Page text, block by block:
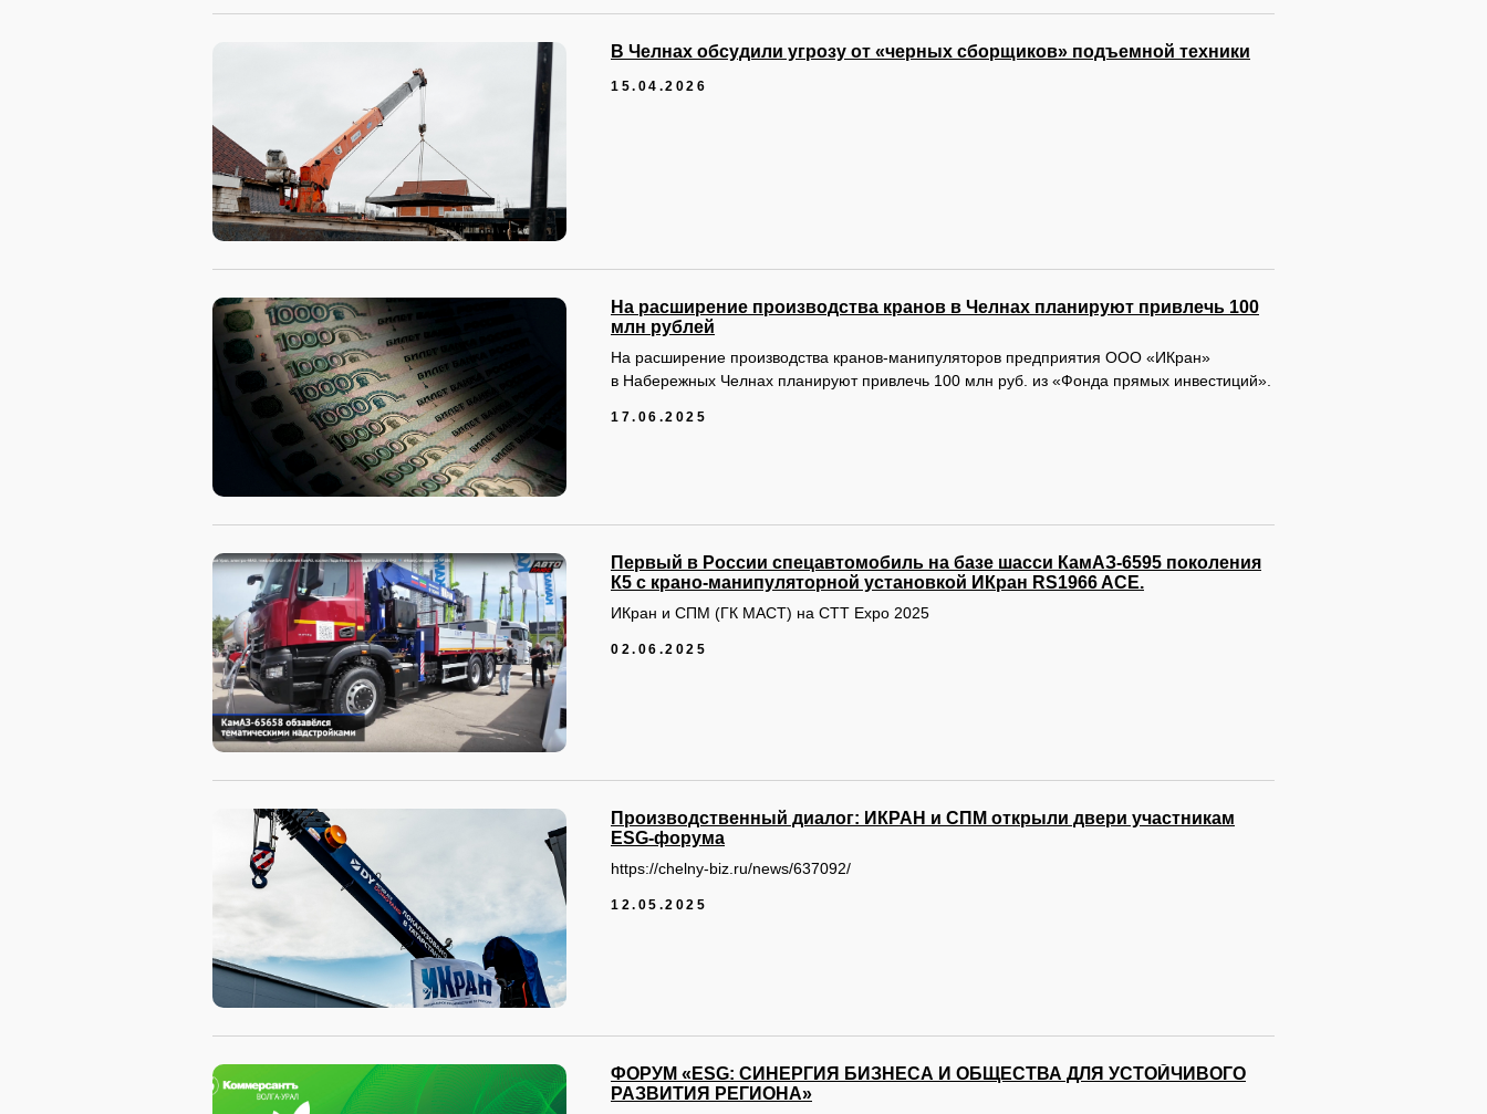
В Челнах обсудили угрозу от «черных сборщиков» подъемной техники
15.04.2026
На расширение производства кранов в Челнах планируют привлечь 100
млн рублей
На расширение производства кранов-манипуляторов предприятия ООО «ИКран»
в Набережных Челнах планируют привлечь 100 млн руб. из «Фонда прямых инвестиций».
17.06.2025
Первый в России спецавтомобиль на базе шасси КамАЗ-6595 поколения
К5 с крано-манипуляторной установкой ИКран RS1966 ACE.
ИКран и СПМ (ГК МАСТ) на СТТ Expo 2025
02.06.2025
Производственный диалог: ИКРАН и СПМ открыли двери участникам
ESG-форума
https://chelny-biz.ru/news/637092/
12.05.2025
ФОРУМ «ESG: СИНЕРГИЯ БИЗНЕСА И ОБЩЕСТВА ДЛЯ УСТОЙЧИВОГО
РАЗВИТИЯ РЕГИОНА»